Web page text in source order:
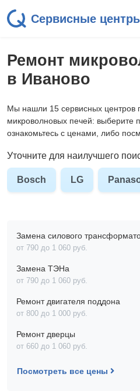
Сервисные
Ремонт
в Иваново
Мы нашли 15 сервисных центров
микроволновых печей: выберите
ознакомьтесь с ценами, либо
Уточните для наилучшего
Bosch LG
Замена силового
от 790 до 1 060 pyб.
Замена ТЭНа
от 790 до 1 060 pyб.
Ремонт двигателя поддона
от 800 до 1 000 pyб.
Ремонт дверцы
от 660 до 1 060 pyб.
Посмотреть все цены